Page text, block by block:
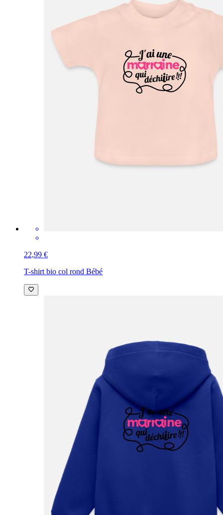
22,99 €
T-shirt bio col rond Bébé